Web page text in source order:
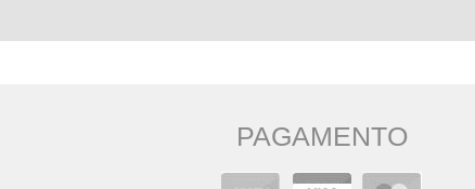
PAGAMENTO